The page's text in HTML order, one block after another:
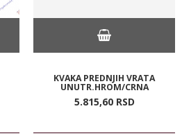
KVAKA PREDNJIH VRATA
UNUTR.HROM/CRNA
5.815,60 RSD